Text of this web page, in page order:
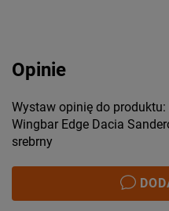
Opinie
Wystaw opinię do
Wingbar Edge Dacia
srebrny